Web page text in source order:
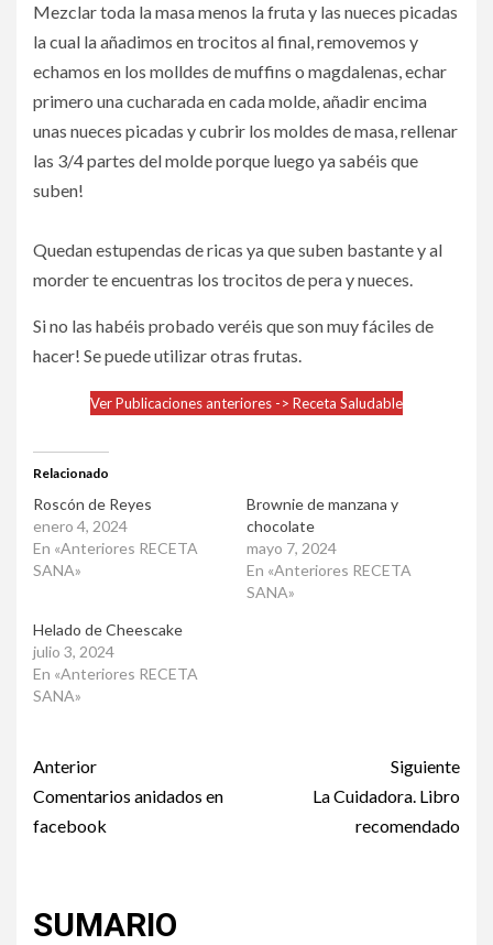
Mezclar toda la masa menos la fruta y las nueces picadas
la cual la añadimos en trocitos al final, removemos y
echamos en los molldes de muffins o magdalenas, echar
primero una cucharada en cada molde, añadir encima
unas nueces picadas y cubrir los moldes de masa, rellenar
las 3/4 partes del molde porque luego ya sabéis que
suben!⁣
Quedan estupendas de ricas ya que suben bastante y al
morder te encuentras los trocitos de pera y nueces.
⁣Si no las habéis probado veréis que son muy fáciles de
hacer! Se puede utilizar otras frutas.
Ver Publicaciones anteriores -> Receta Saludable
Relacionado
Roscón de Reyes
enero 4, 2024
En «Anteriores RECETA
SANA»
Brownie de manzana y
chocolate
mayo 7, 2024
En «Anteriores RECETA
SANA»
Helado de Cheescake
julio 3, 2024
En «Anteriores RECETA
SANA»
Post
navigation
Anterior
Comentarios anidados en
facebook
Siguiente
La Cuidadora. Libro
recomendado
SUMARIO